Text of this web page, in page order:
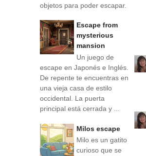
objetos para poder escapar.
Escape from
mysterious
mansion
Un juego de
escape en Japonés e Inglés.
De repente te encuentras en
una vieja casa de estilo
occidental. La puerta
principal está cerrada y ...
Milos escape
Milo es un gatito
curioso que se